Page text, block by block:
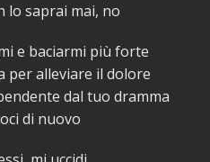
lo saprai mai, no
e baciarmi più forte
per alleviare il dolore
dal tuo dramma
di nuovo